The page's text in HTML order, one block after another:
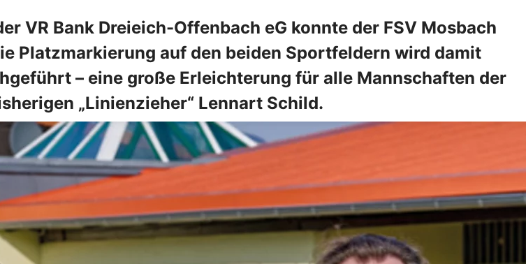
VR Bank Dreieich-Offenbach eG konnte der FSV Mosbach
Platzmarkierung auf den beiden Sportfeldern wird damit
– eine große Erleichterung für alle Mannschaften der
„Linienzieher“ Lennart Schild.